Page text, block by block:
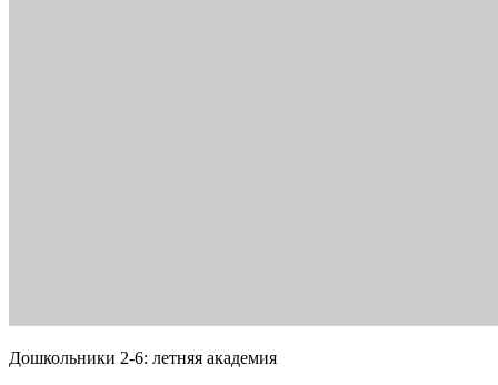
Дошкольники 2-6: летняя академия